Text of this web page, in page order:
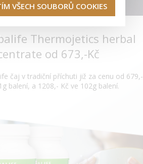
Thermojetics herbal
od 673,-Kč
čaj v tradiční příchuti již za cenu od 679,-
balení, a 1208,- Kč ve 102g balení.
VŠECH SOUBORŮ COOKIES